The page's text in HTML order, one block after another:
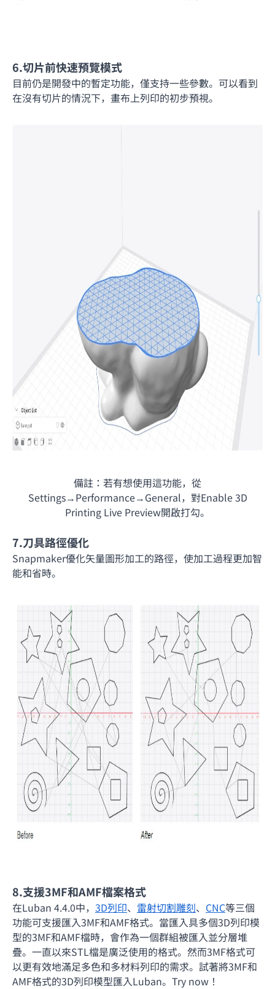
6.切片前快速預覽模式
目前仍是開發中的暫定功能，僅支持一些參數。可以看到
在沒有切片的情況下，畫布上列印的初步預視。
備註：若有想使用這功能，從
Settings→Performance→General，對Enable 3D
Printing Live Preview開啟打勾。
7.刀具路徑優化
Snapmaker優化矢量圖形加工的路徑，使加工過程更加智
能和省時。
8.支援3MF和AMF檔案格式
在Luban 4.4.0中， 3D列印、 雷射切割雕刻、 CNC等三個
功能可支援匯入3MF和AMF格式。當匯入具多個3D列印模
型的3MF和AMF檔時，會作為一個群組被匯入並分層堆
疊。一直以來STL檔是廣泛使用的格式。然而3MF格式可
以更有效地滿足多色和多材料列印的需求。試著將3MF和
AMF格式的3D列印模型匯入Luban。Try now！